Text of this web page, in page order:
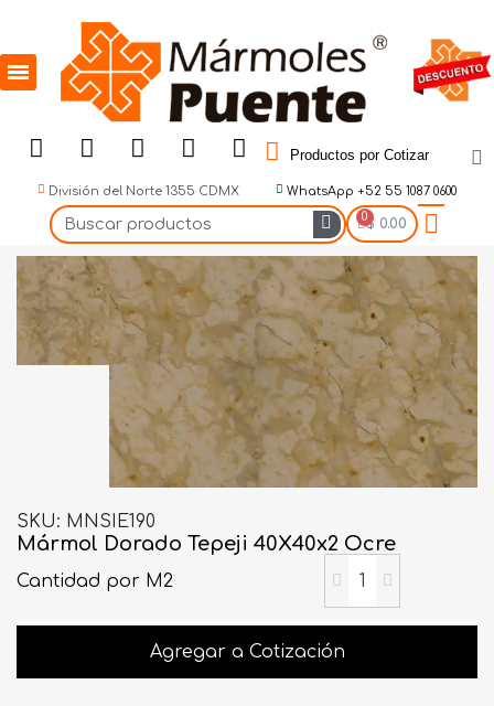
Productos por Cotizar
División del Norte 1355 CDMX WhatsApp +52 55 1087 0600
$ 0.00
SKU MNSIE190
Mármol Dorado Tepeji 40X40x2 Ocre
Cantidad por M2
Agregar a Cotización